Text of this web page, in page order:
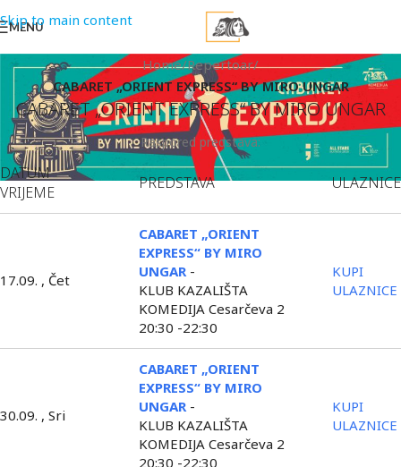
Skip to main content
MENU
Home/Repertoar/
CABARET „ORIENT EXPRESS“ BY MIRO UNGAR
CABARET „ORIENT EXPRESS“ BY MIRO UNGAR
Raspored predstava:
DATUM
VRIJEME
PREDSTAVA ULAZNICE
17.09. , Čet
CABARET „ORIENT
EXPRESS“ BY MIRO
UNGAR-
KLUB KAZALIŠTA
KOMEDIJA Cesarčeva 2
20:30 -22:30
KUPI
ULAZNICE
30.09. , Sri
CABARET „ORIENT
EXPRESS“ BY MIRO
UNGAR-
KLUB KAZALIŠTA
KOMEDIJA Cesarčeva 2
20:30 -22:30
KUPI
ULAZNICE